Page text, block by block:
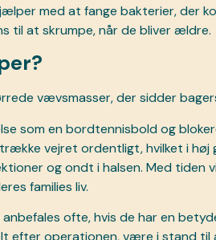
med at fange bakterier, der
til at skrumpe, når de bliver ældre.
vævsmasser, der sidder
som en bordtennisbold og
vejret ordentligt, hvilket i høj
og ondt i halsen. Med tiden
families liv.
ofte, hvis de har en
efter operationen, være i stand